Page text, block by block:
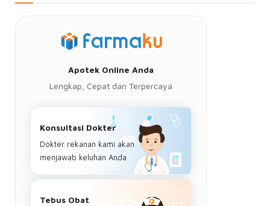
Apotek Online Anda
Lengkap, Cepat dan Terpercaya
Konsultasi Dokter
Dokter rekanan kami akan
menjawab keluhan Anda
Tebus Obat